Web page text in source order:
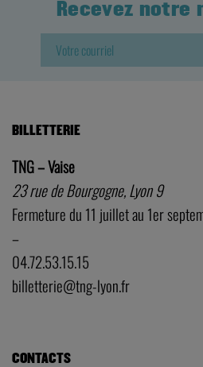
Recevez notre
BILLETTERIE
TNG – Vaise
23 rue de Bourgogne, Lyon 9
Fermeture du 11 juillet au 1er
–
04.72.53.15.15
billetterie@tng-lyon.fr
CONTACTS